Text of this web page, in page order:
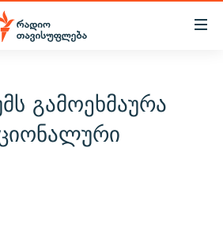
გამოეხმაურა